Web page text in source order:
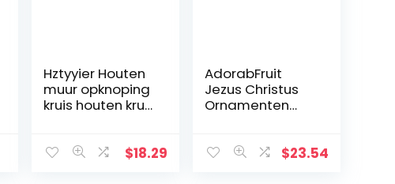
Hztyyier Houten
muur opknoping
kruis houten kruis
kruis, Jezus
$18.29
AdorabFruit
Jezus Christus
Ornamenten
Huis
$23.54